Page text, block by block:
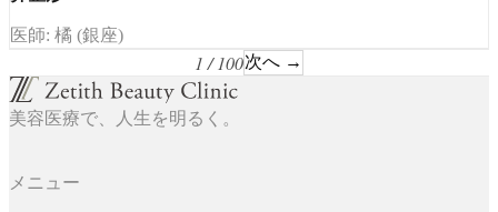
医師: 橘 (銀座)
1 / 100次へ →
美容医療で、人生を明るく。
メニュー